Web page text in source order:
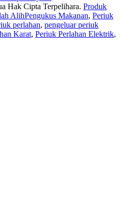
Hak Cipta Terpelihara. Produk
AlihPengukus Makanan, Periuk
perlahan, pengeluar periuk
Karat, Periuk Perlahan Elektrik,